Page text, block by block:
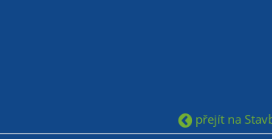
přejít na